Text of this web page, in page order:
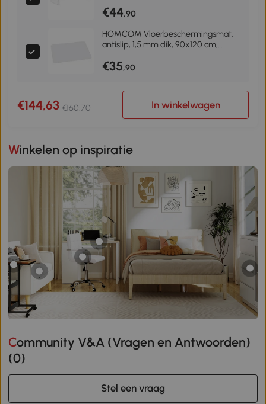
monitoren
€44,90
HOMCOM Vloerbeschermingsmat,
antislip, 1,5 mm dik, 90x120 cm,
€35,90
€144,63 €160,70 In winkelwagen
Winkelen op inspiratie
Community V&A (Vragen en Antwoorden)
(0)
Stel een vraag